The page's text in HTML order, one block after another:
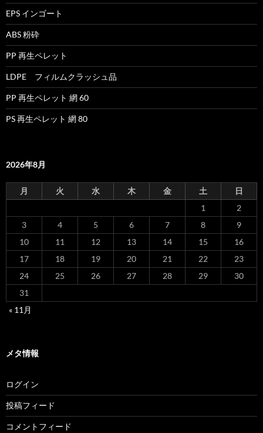
EPS インゴート
ABS 粉砕
PP 再生ペレット
LDPE フィルムクラッシュ品
PP 再生ペレット 網 60
PS 再生ペレット 網 80
2026年8月
月 火 水 木 金 土
日
1
2
3
4 5 6 7 8
9
10
11 12 13 14 15
16
17
18 19 20 21 22
23
24
25 26 27 28 29
30
31
« 11月
メタ情報
ログイン
投稿フィード
コメントフィード